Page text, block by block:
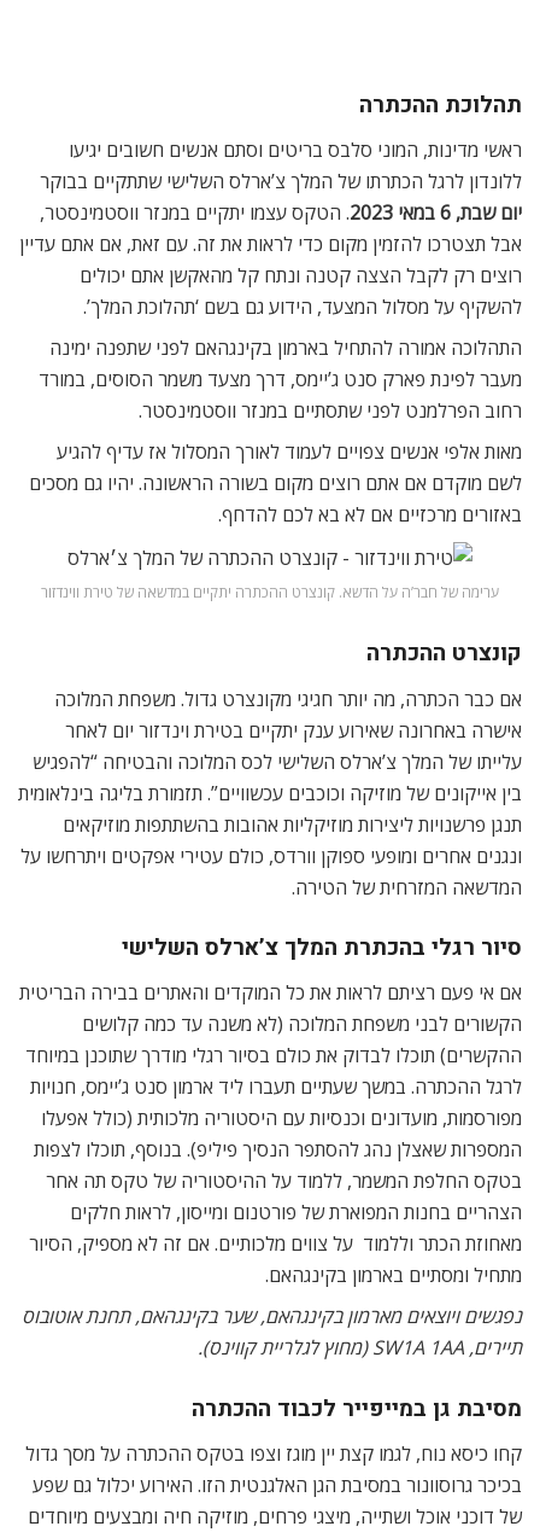
תהלוכת ההכתרה
ראשי מדינות, המוני סלבס בריטים וסתם אנשים חשובים יגיעו
ללונדון לרגל הכתרתו של המלך צ’ארלס השלישי שתתקיים בבוקר
יום שבת, 6 במאי 2023
. הטקס עצמו יתקיים במנזר ווסטמינסטר,
אבל תצטרכו להזמין מקום כדי לראות את זה. עם זאת, אם אתם עדיין
רוצים רק לקבל הצצה קטנה ונתח קל מהאקשן אתם יכולים
להשקיף על מסלול המצעד, הידוע גם בשם ‘תהלוכת המלך’.
התהלוכה אמורה להתחיל בארמון בקינגהאם לפני שתפנה ימינה
מעבר לפינת פארק סנט ג’יימס, דרך מצעד משמר הסוסים, במורד
רחוב הפרלמנט לפני שתסתיים במנזר ווסטמינסטר.
מאות אלפי אנשים צפויים לעמוד לאורך המסלול אז עדיף להגיע
לשם מוקדם אם אתם רוצים מקום בשורה הראשונה. יהיו גם מסכים
באזורים מרכזיים אם לא בא לכם להדחף.
ערימה של חבר’ה על הדשא. קונצרט ההכתרה יתקיים במדשאה של טירת ווינדזור
קונצרט ההכתרה
אם כבר הכתרה, מה יותר חגיגי מקונצרט גדול. משפחת המלוכה
אישרה באחרונה שאירוע ענק יתקיים בטירת וינדזור יום לאחר
עלייתו של המלך צ’ארלס השלישי לכס המלוכה והבטיחה “להפגיש
בין אייקונים של מוזיקה וכוכבים עכשוויים”. תזמורת בליגה בינלאומית
תנגן פרשנויות ליצירות מוזיקליות אהובות בהשתתפות מוזיקאים
ונגנים אחרים ומופעי ספוקן וורדס, כולם עטירי אפקטים ויתרחשו על
המדשאה המזרחית של הטירה.
סיור רגלי בהכתרת המלך צ’ארלס השלישי
אם אי פעם רציתם לראות את כל המוקדים והאתרים בבירה הבריטית
הקשורים לבני משפחת המלוכה (לא משנה עד כמה קלושים
ההקשרים) תוכלו לבדוק את כולם בסיור רגלי מודרך שתוכנן במיוחד
לרגל ההכתרה. במשך שעתיים תעברו ליד ארמון סנט ג’יימס, חנויות
מפורסמות, מועדונים וכנסיות עם היסטוריה מלכותית (כולל אפעלו
המספרות שאצלן נהג להסתפר הנסיך פיליפ). בנוסף, תוכלו לצפות
בטקס החלפת המשמר, ללמוד על ההיסטוריה של טקס תה אחר
הצהריים בחנות המפוארת של פורטנום ומייסון, לראות חלקים
מאחוזת הכתר וללמוד על צווים מלכותיים. אם זה לא מספיק, הסיור
מתחיל ומסתיים בארמון בקינגהאם.
נפגשים ויוצאים מארמון בקינגהאם, שער בקינגהאם, תחנת אוטובוס
תיירים, SW1A 1AA (מחוץ לגלריית קווינס).
מסיבת גן במייפייר לכבוד ההכתרה
קחו כיסא נוח, לגמו קצת יין מוגז וצפו בטקס ההכתרה על מסך גדול
בכיכר גרוסוונור במסיבת הגן האלגנטית הזו. האירוע יכלול גם שפע
של דוכני אוכל ושתייה, מיצגי פרחים, מוזיקה חיה ומבצעים מיוחדים